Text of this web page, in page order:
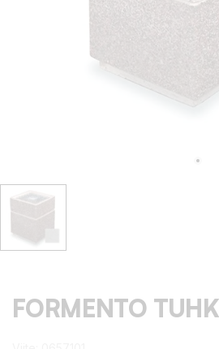
FORMENTO